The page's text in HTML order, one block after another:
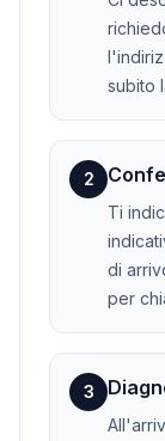
subito
2
Ti
di
per
3